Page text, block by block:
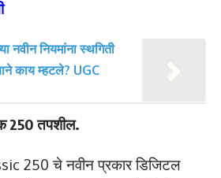
नवीन नियमांना स्थगिती
काय म्हटले? UGC
250 तपशील.
250 चे नवीन प्रकार डिजिटल